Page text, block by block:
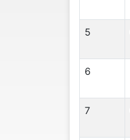
5
6
7